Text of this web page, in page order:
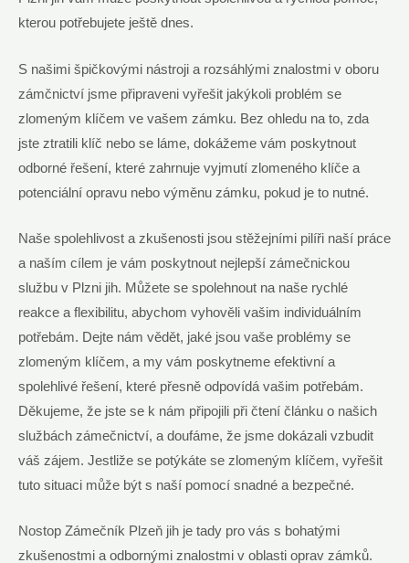
kterou potřebujete ještě dnes.
S našimi špičkovými nástroji a rozsáhlými znalostmi v oboru
zámčnictví jsme připraveni vyřešit jakýkoli problém se
zlomeným klíčem ve vašem zámku. Bez ohledu⁢ na to, zda
jste ztratili ⁤klíč nebo se ⁢láme, dokážeme vám poskytnout
odborné⁤ řešení, které zahrnuje ⁣vyjmutí zlomeného klíče a
potenciální opravu nebo výměnu zámku, pokud je to ‍nutné.
Naše spolehlivost a zkušenosti‌ jsou ​stěžejními pilíři naší‍ práce
a naším cílem ⁤je‍ vám poskytnout ‍nejlepší zámečnickou
službu v Plzni jih. Můžete se ⁢spolehnout na naše rychlé
reakce a flexibilitu,⁣ abychom vyhověli vašim individuálním
potřebám. Dejte nám vědět, jaké jsou vaše problémy se
zlomeným klíčem, a my⁢ vám poskytneme efektivní a
spolehlivé řešení,‌ které přesně odpovídá vašim​ potřebám.
Děkujeme, že jste se k nám připojili‍ při čtení článku o našich
⁣službách zámečnictví, a doufáme, že jsme dokázali vzbudit
váš zájem. Jestliže se potýkáte se zlomeným​ klíčem, vyřešit
tuto situaci může ‍být s naší pomocí snadné a bezpečné.
Nostop Zámečník Plzeň jih je tady pro vás s bohatými
zkušenostmi a odbornými znalostmi v oblasti oprav zámků.⁢